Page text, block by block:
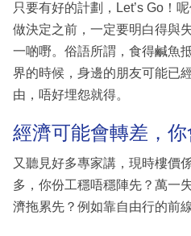
只要有好的計劃，Let’s Go！
做決定之前，一定要明白得與
一啲嘢。俗語所謂，食得鹹魚
界的時候，身邊的朋友可能已
由，唔好埋怨就得。
經濟可能會轉差，
又聽見好多專家講，現時樓價
多，你份工穩唔穩陣先？萬一
濟拖累先？例如靠自由行的前